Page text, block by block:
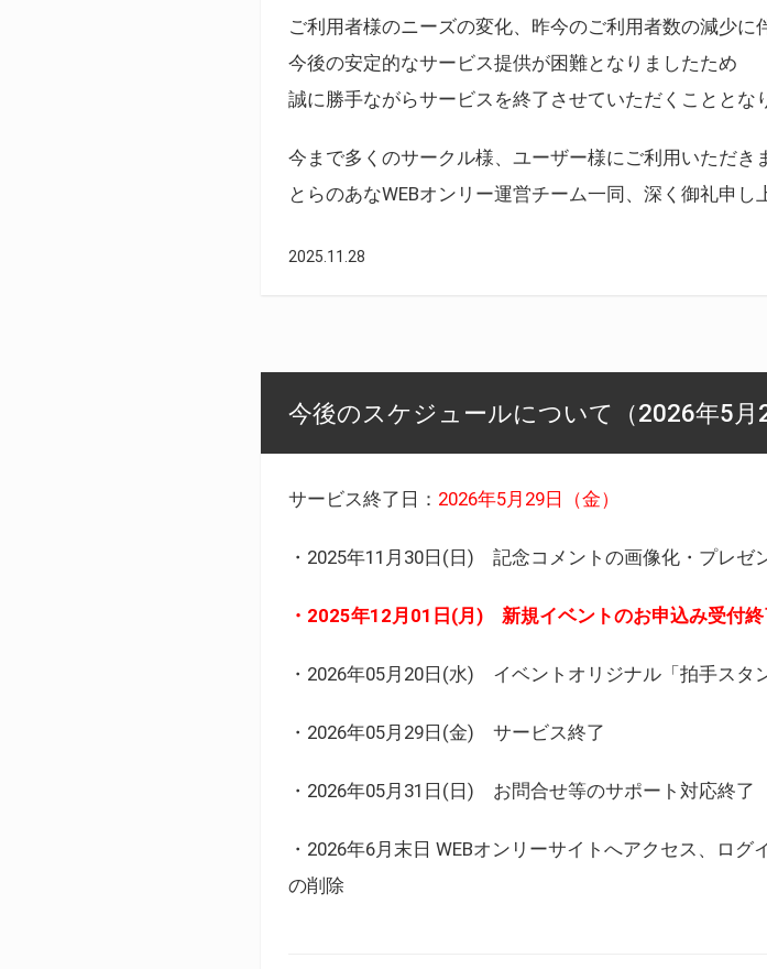
ご利用者様のニーズの変化、昨今のご利用者数の減少に
今後の安定的なサービス提供が困難となりましたため
誠に勝手ながらサービスを終了させていただくこととな
今まで多くのサークル様、ユーザー様にご利用いただき
とらのあなWEBオンリー運営チーム一同、深く御礼申し
2025.11.28
今後のスケジュールについて（2026年5月
サービス終了日： 2026年5月29日（金）
・2025年11月30日(日) 記念コメントの画像化・プレゼ
・2025年12月01日(月) 新規イベントのお申込み受付終
・2026年05月20日(水) イベントオリジナル「拍手スタ
・2026年05月29日(金) サービス終了
・2026年05月31日(日) お問合せ等のサポート対応終了
・2026年6月末日 WEBオンリーサイトへアクセス、ロ
の削除